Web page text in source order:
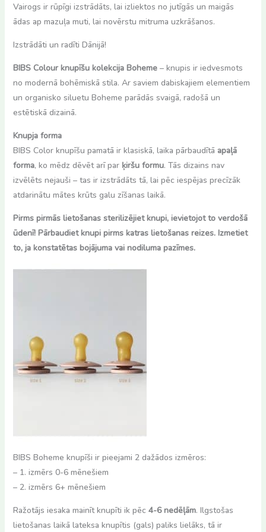
Vairogs ir rūpīgi izstrādāts, lai izliektos no jutīgās un maigās
ādas ap mazuļa muti, lai novērstu mitruma uzkrāšanos.
Izstrādāti un radīti Dānijā!
BIBS Colour knupīšu kolekcija Boheme– knupis ir iedvesmots
no modernā bohēmiskā stila. Ar saviem dabiskajiem elementiem
un organisko siluetu Boheme parādās svaigā, radošā un
estētiskā dizainā.
Knupja forma
BIBS Color knupīšu pamatā ir klasiskā, laika pārbaudītā apaļā
forma, ko mēdz dēvēt arī par ķiršu formu. Tās dizains nav
izvēlēts nejauši – tas ir izstrādāts tā, lai pēc iespējas precīzāk
atdarinātu mātes krūts galu zīšanas laikā.
Pirms pirmās lietošanas sterilizējiet knupi, ievietojot to verdošā
ūdenī! Pārbaudiet knupi pirms katras lietošanas reizes. Izmetiet
to, ja konstatētas bojājuma vai nodiluma pazīmes.
BIBS Boheme knupīši ir pieejami 2 dažādos izmēros:
– 1. izmērs 0-6 mēnešiem
– 2. izmērs 6+ mēnešiem
Ražotājs iesaka mainīt knupīti ik pēc 4-6 nedēļām. Ilgstošas
lietošanas laikā lateksa knupītis (gals) paliks lielāks, tā ir